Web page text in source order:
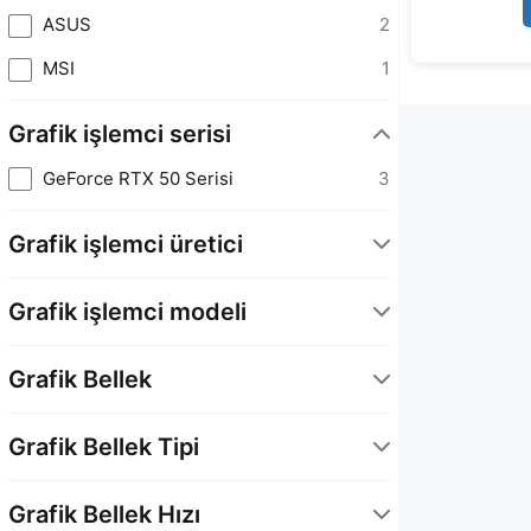
ASUS
2
MSI
1
Grafik işlemci serisi
GeForce RTX 50 Serisi 3
Grafik işlemci üretici
Grafik işlemci modeli
GeForce RTX 5050
1
Grafik Bellek
Grafik Bellek Tipi
Grafik Bellek Hızı